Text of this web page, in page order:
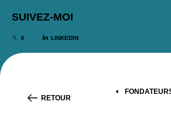
SUIVEZ-MOI
X LINKEDIN
RETOUR